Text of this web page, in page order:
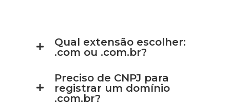
Qual extensão escolher:
.com ou .com.br?
Preciso de CNPJ para
registrar um domínio
.com.br?